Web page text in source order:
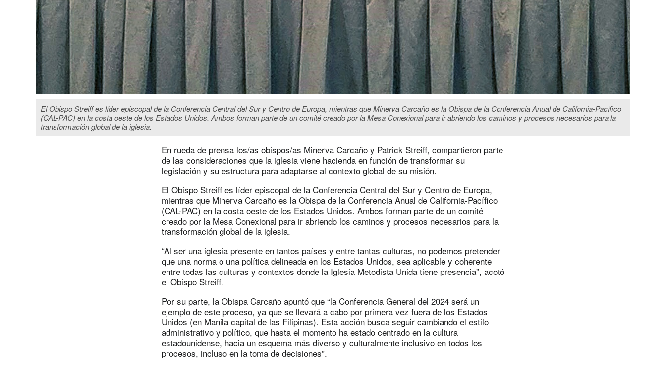
El Obispo Streiff es líder episcopal de la Conferencia Central del Sur y Centro de Europa, mientras que Minerva Carcaño es la Obispa de la Conferencia Anual de California-Pacífico
(CAL-PAC) en la costa oeste de los Estados Unidos. Ambos forman parte de un comité creado por la Mesa Conexional para ir abriendo los caminos y procesos necesarios para la
transformación global de la iglesia.
En rueda de prensa los/as obispos/as Minerva Carcaño y Patrick Streiff, compartieron parte
de las consideraciones que la iglesia viene hacienda en función de transformar su
legislación y su estructura para adaptarse al contexto global de su misión.
El Obispo Streiff es líder episcopal de la Conferencia Central del Sur y Centro de Europa,
mientras que Minerva Carcaño es la Obispa de la Conferencia Anual de California-Pacífico
(CAL-PAC) en la costa oeste de los Estados Unidos. Ambos forman parte de un comité
creado por la Mesa Conexional para ir abriendo los caminos y procesos necesarios para la
transformación global de la iglesia.
“Al ser una iglesia presente en tantos países y entre tantas culturas, no podemos pretender
que una norma o una política delineada en los Estados Unidos, sea aplicable y coherente
entre todas las culturas y contextos donde la Iglesia Metodista Unida tiene presencia”, acotó
el Obispo Streiff.
Por su parte, la Obispa Carcaño apuntó que “la Conferencia General del 2024 será un
ejemplo de este proceso, ya que se llevará a cabo por primera vez fuera de los Estados
Unidos (en Manila capital de las Filipinas). Esta acción busca seguir cambiando el estilo
administrativo y político, que hasta el momento ha estado centrado en la cultura
estadounidense, hacia un esquema más diverso y culturalmente inclusivo en todos los
procesos, incluso en la toma de decisiones”.